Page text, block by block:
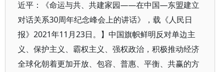
近平：《命运与共、共建家园——在中国—东盟建立
对话关系30周年纪念峰会上的讲话》，载《人民日
报》2021年11月23日。】中国旗帜鲜明反对单边主
义、保护主义、霸权主义、强权政治，积极推动经济
全球化朝着更加开放、包容、普惠、平衡、共赢的方